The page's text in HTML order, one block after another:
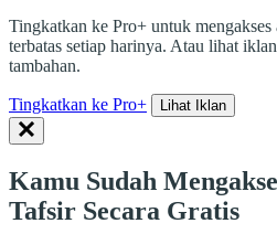
Tingkatkan ke Pro+ untuk mengakses
terbatas setiap harinya. Atau lihat
tambahan.
Tingkatkan ke Pro+ Lihat Iklan
Kamu Sudah
Tafsir Secara Gratis